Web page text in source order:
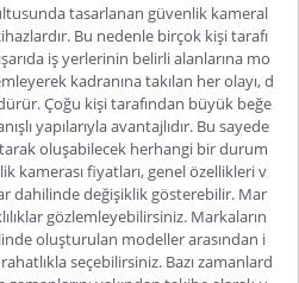
tasarlanan güvenlik kameral
Bu nedenle birçok kişi tarafı
iş yerlerinin belirli alanlarına mo
kadranına takılan her olayı, d
Çoğu kişi tarafından büyük beğe
yapılarıyla avantajlıdır. Bu sayede
oluşabilecek herhangi bir durum
kamerası fiyatları, genel özellikleri v
dahilinde değişiklik gösterebilir. Mar
gözlemleyebilirsiniz. Markaların
oluşturulan modeller arasından i
seçebilirsiniz. Bazı zamanlard